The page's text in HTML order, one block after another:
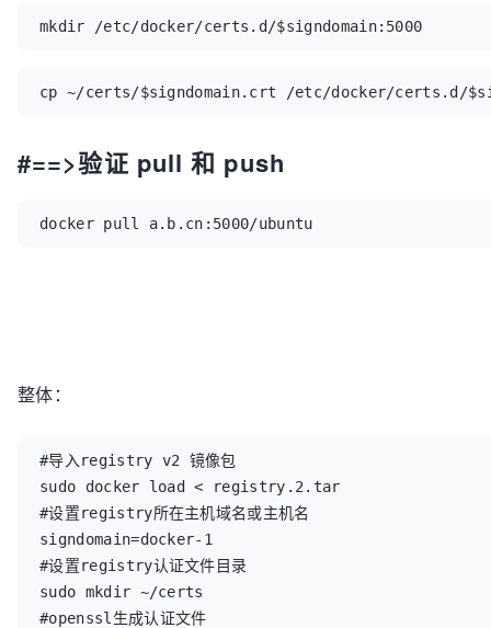
mkdir /etc/docker/certs.d/$signdomain:5000
cp ~/certs/$signdomain.crt /etc/docker/certs.d/
#==>验证 pull 和 push
docker pull a.b.cn:5000/ubuntu
整体：
#导入registry v2 镜像包
sudo docker load < registry.2.tar
#设置registry所在主机域名或主机名
signdomain=docker-1
#设置registry认证文件目录
sudo mkdir ~/certs
#openssl生成认证文件